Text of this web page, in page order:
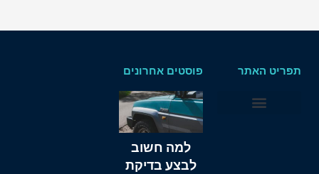
תפריט האתר פוסטים אחרונים
למה חשוב
לבצע בדיקת